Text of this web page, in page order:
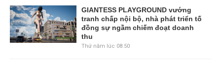
GIANTESS PLAYGROUND vướng
tranh chấp nội bộ, nhà phát triển tố
đồng sự ngầm chiếm đoạt doanh
thu
Thứ năm lúc 08:50